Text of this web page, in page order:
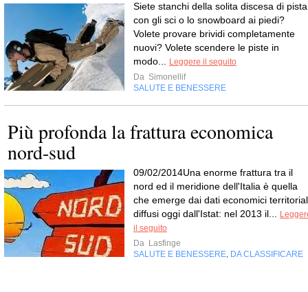
Siete stanchi della solita discesa di pista
con gli sci o lo snowboard ai piedi?
Volete provare brividi completamente
nuovi? Volete scendere le piste in
modo...
Leggere il seguito
Da Simonellif
SALUTE E BENESSERE
Più profonda la frattura economica
nord-sud
09/02/2014Una enorme frattura tra il
nord ed il meridione dell'Italia è quella
che emerge dai dati economici
diffusi oggi dall'Istat: nel 2013 il...
il seguito
Da Lasfinge
SALUTE E BENESSERE DA CLASSIFICARE